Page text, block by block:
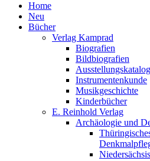
Home
Neu
Bücher
Verlag Kamprad
Biografien
Bildbiografien
Instrumentenkunde
Musikgeschichte
Kinderbücher
E. Reinhold Verlag
Archäologie und